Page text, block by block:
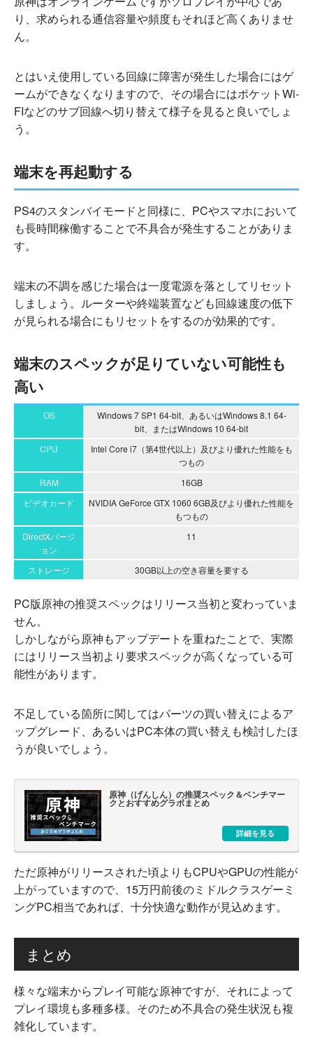
り、求められる通信容量や頻度もそれほど高くありませ
ん。
とはいえ使用している回線に障害が発生した場合にはゲ
ームができなくなりますので、その場合にはポケットWi-
FIなどのサブ回線へ切り替えて様子を見ると良いでしょ
う。
端末を再起動する
PS4のスタンバイモードと同様に、PCやスマホにおいて
も長時間稼働することで不具合が発生することがありま
す。
端末の不調を感じた場合は一度電源を落としてリセット
しましょう。ルーターや終端装置なども回線速度の低下
が見られる場合にもリセットをするのが効果的です。
端末のスペックが足りていない可能性も
高い
OS
Windows 7 SP1 64-bit、あるいはWindows 8.1 64-
bit、またはWindows 10 64-bit
CPU
Intel Core i7（第4世代以上）及びより優れた性能をも
つもの
RAM
16GB
ビデオカード
NVIDIA GeForce GTX 1060 6GB及びより優れた性能を
もつもの
DirectXバージ
ョン
11
ストレージ 30GB以上の空き容量を要する
PC版原神の推奨スペックはリリース当初と変わっていま
せん。
しかしながら原神もアップデートを重ねたことで、実際
にはリリース当初より要求スペックが高くなっている可
能性があります。
不足している箇所に関してはパーツの買い替えによるア
ップグレード、あるいはPC本体の買い替えも検討したほ
うが良いでしょう。
原神（げんしん）の推奨スペック＆ベンチマー
クとおすすめグラボまとめ
詳細を見る
ただ原神がリリースされた頃よりもCPUやGPUの性能が
上がっていますので、15万円前後のミドルクラスゲーミ
ングPC相当であれば、十分快適な動作が見込めます。
まとめ
様々な端末からプレイ可能な原神ですが、それによって
プレイ環境も多種多様。そのため不具合の発生状況も複
雑化しています。